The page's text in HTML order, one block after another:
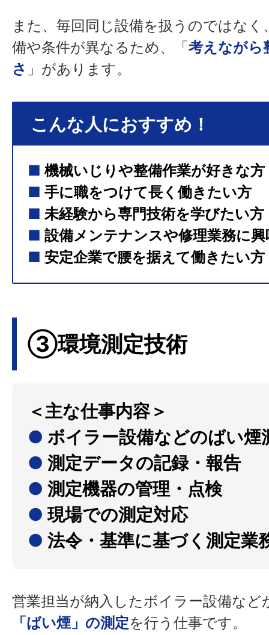
また、毎回同じ設備を扱うのではなく
備や条件が異なるため、「考えながら
さ 」があります。
こんな人におすすめ！
■ 機械いじりや整備作業が好きな方
■ 手に職をつけて長く働きたい方
■ 未経験から専門技術を学びたい方
■ 設備メンテナンスや修理業務に
■ 安定企業で腰を据えて働きたい方
③環境測定技術
＜主な仕事内容＞
● ボイラー設備などのばい煙
● 測定データの記録・報告
● 測定機器の管理・点検
● 現場での測定対応
● 法令・基準に基づく測定業
営業担当が納入したボイラー設備など
「ばい煙」の測定を行う仕事です。